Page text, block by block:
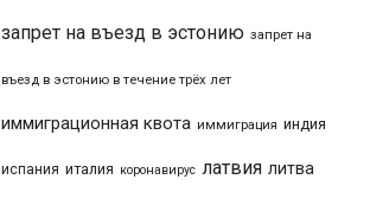
запрет на въезд в эстонию запрет на
въезд в эстонию в течение трёх лет
иммиграционная квота иммиграция индия
испания италия коронавирус латвия литва